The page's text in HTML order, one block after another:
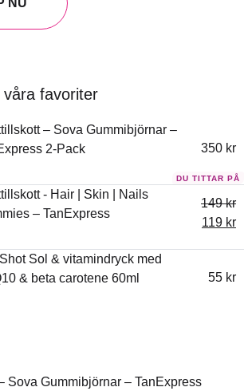
NU
favoriter
– Sova Gummibjörnar –
2-Pack
350 kr
- Hair | Skin | Nails
– TanExpress
149kr
119 kr
Sol & vitamindryck med
& beta carotene 60ml
55 kr
Sova Gummibjörnar – TanExpress